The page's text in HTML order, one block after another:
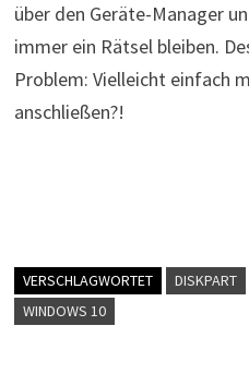
über den Geräte-Manager
immer ein Rätsel bleiben.
Problem: Vielleicht einfach
anschließen?!
VERSCHLAGWORTET DISKPART
WINDOWS 10